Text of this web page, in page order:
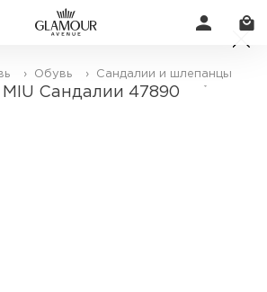
› Обувь › Сандалии и шлепанцы